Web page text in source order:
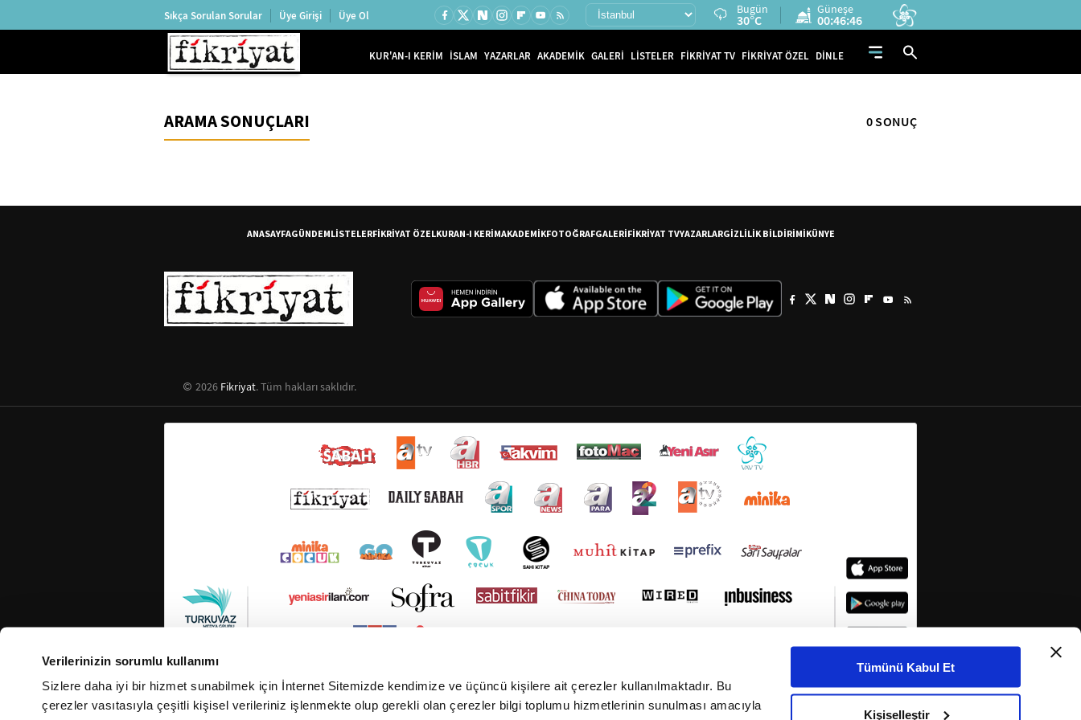
Verilerinizin sorumlu kullanımı
Sizlere daha iyi bir hizmet sunabilmek için İnternet Sitemizde kendimize ve üçüncü kişilere ait çerezler kullanılmaktadır. Bu
çerezler vasıtasıyla çeşitli kişisel verileriniz işlenmekte olup gerekli olan çerezler bilgi toplumu hizmetlerinin sunulması amacıyla
Tümünü Kabul Et
Kişiselleştir
Sıkça Sorulan Sorular Üye Girişi Üye Ol Bugün
30°C
Güneşe
00:46:45
KUR'AN-I KERİM İSLAM YAZARLAR AKADEMİK GALERİ LİSTELER FİKRİYAT TV FİKRİYAT ÖZEL DİNLE
ARAMA SONUÇLARI 0 SONUÇ
ANASAYFAGÜNDEMLİSTELERFİKRİYAT ÖZELKURAN-I KERİMAKADEMİKFOTOĞRAFGALERİFİKRİYAT TVYAZARLARGİZLİLİK BİLDİRİMİKÜNYE
2026 Fikriyat. Tüm hakları saklıdır.